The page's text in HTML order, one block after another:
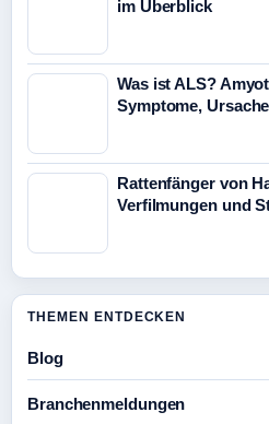
im Überblick
Was ist ALS?
Symptome,
Rattenfänger von
Verfilmungen und
THEMEN ENTDECKEN
Blog
Branchenmeldungen